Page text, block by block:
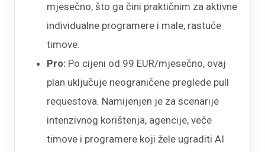
mjesečno, što ga čini praktičnim za aktivne
individualne programere i male, rastuće
timove.
Pro: Po cijeni od 99 EUR/mjesečno, ovaj
plan uključuje neograničene preglede pull
requestova. Namijenjen je za scenarije
intenzivnog korištenja, agencije, veće
timove i programere koji žele ugraditi AI